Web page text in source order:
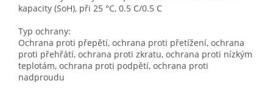
kapacity (SoH), při 25 °C, 0.5 C/0.5 C
Typ ochrany:
Ochrana proti přepětí, ochrana proti přetížení, ochrana
proti přehřátí, ochrana proti zkratu, ochrana proti nízkým
teplotám, ochrana proti podpětí, ochrana proti
nadproudu